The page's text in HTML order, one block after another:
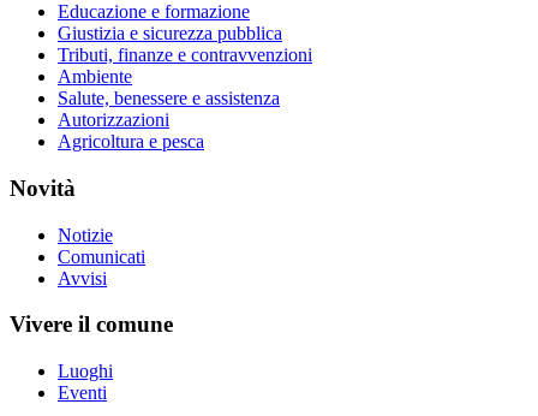
Educazione e formazione
Giustizia e sicurezza pubblica
Tributi, finanze e contravvenzioni
Ambiente
Salute, benessere e assistenza
Autorizzazioni
Agricoltura e pesca
Novità
Notizie
Comunicati
Avvisi
Vivere il comune
Luoghi
Eventi